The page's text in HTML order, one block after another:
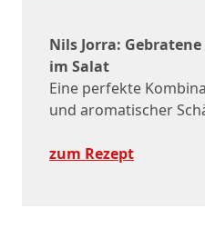
Nils Jorra:
im Salat
Eine perfekte
und aromatischer
zum Rezept